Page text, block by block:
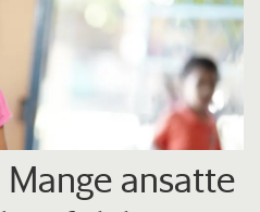
ansatte